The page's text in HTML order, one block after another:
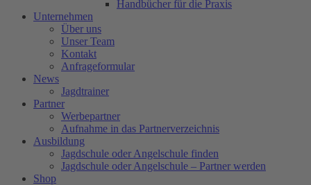
Handbücher für die Praxis
Unternehmen
Über uns
Unser Team
Kontakt
Anfrageformular
News
Jagdtrainer
Partner
Werbepartner
Aufnahme in das Partnerverzeichnis
Ausbildung
Jagdschule oder Angelschule finden
Jagdschule oder Angelschule – Partner werden
Shop